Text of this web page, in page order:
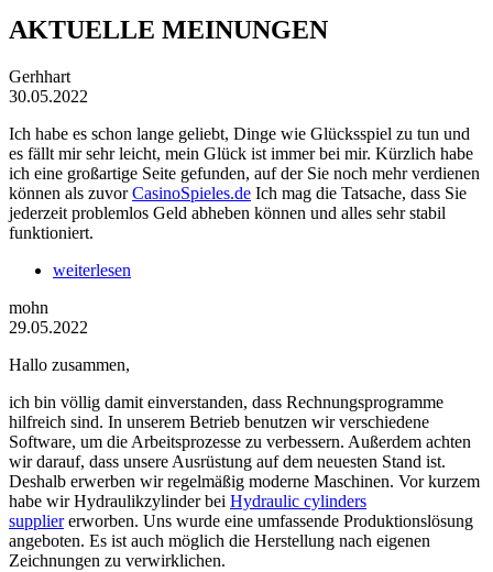
AKTUELLE MEINUNGEN
Gerhhart
30.05.2022
Ich habe es schon lange geliebt, Dinge wie Glücksspiel zu tun und
es fällt mir sehr leicht, mein Glück ist immer bei mir. Kürzlich habe
ich eine großartige Seite gefunden, auf der Sie noch mehr verdienen
können als zuvorCasinoSpieles.de Ich mag die Tatsache, dass Sie
jederzeit problemlos Geld abheben können und alles sehr stabil
funktioniert.
weiterlesen
mohn
29.05.2022
Hallo zusammen,
ich bin völlig damit einverstanden, dass Rechnungsprogramme
hilfreich sind. In unserem Betrieb benutzen wir verschiedene
Software, um die Arbeitsprozesse zu verbessern. Außerdem achten
wir darauf, dass unsere Ausrüstung auf dem neuesten Stand ist.
Deshalb erwerben wir regelmäßig moderne Maschinen. Vor kurzem
habe wir Hydraulikzylinder bei Hydraulic cylinders
suppliererworben. Uns wurde eine umfassende Produktionslösung
angeboten. Es ist auch möglich die Herstellung nach eigenen
Zeichnungen zu verwirklichen.